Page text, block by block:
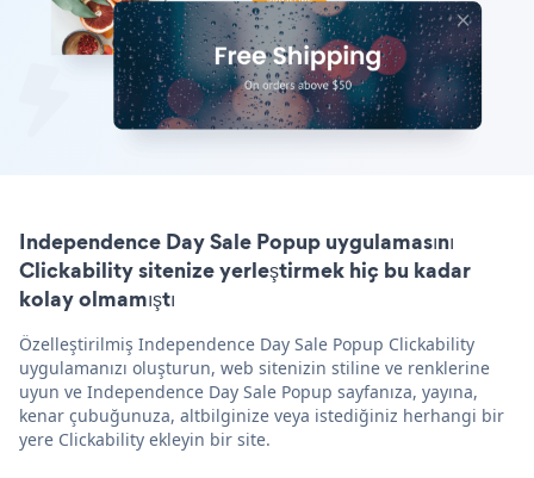
Independence Day Sale Popup uygulamasını
Clickability sitenize yerleştirmek hiç bu kadar
kolay olmamıştı
Özelleştirilmiş Independence Day Sale Popup Clickability
uygulamanızı oluşturun, web sitenizin stiline ve renklerine
uyun ve Independence Day Sale Popup sayfanıza, yayına,
kenar çubuğunuza, altbilginize veya istediğiniz herhangi bir
yere Clickability ekleyin bir site.